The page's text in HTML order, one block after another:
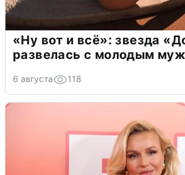
«Ну вот и всё»: звезда
развелась с молодым
6 августа 118